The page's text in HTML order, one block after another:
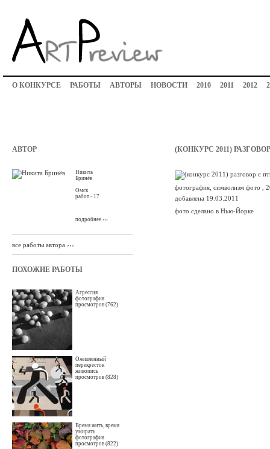
О КОНКУРСЕ РАБОТЫ АВТОРЫ НОВОСТИ 2010 2011 2012
АВТОР
Никита
Бринёв
Омск
работ - 17
подробнее ›››
все работы автора ›››
ПОХОЖИЕ РАБОТЫ
Агрессия
фотография
просмотров (762)
Оживленный
перекресток
живопись
просмотров (828)
Время жить, время
умирать
фотография
просмотров (822)
(КОНКУРС 2011)
фотография, символизм фото ,
добавлена 19.03.2011
фото сделано в Нью-Йорке